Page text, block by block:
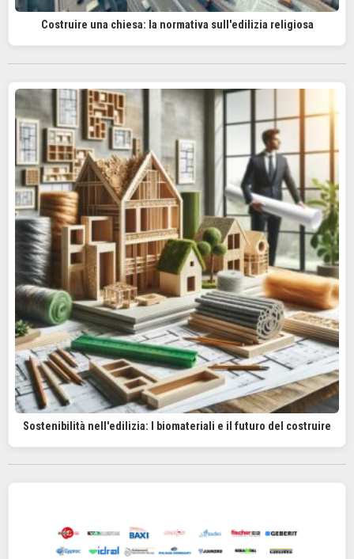
Costruire una chiesa: la normativa sull'edilizia religiosa
Sostenibilità nell'edilizia: I biomateriali e il futuro del costruire